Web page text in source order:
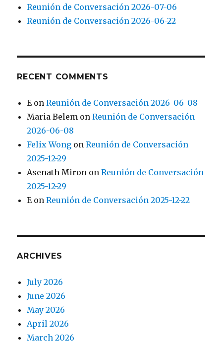
Reunión de Conversación 2026-07-06
Reunión de Conversación 2026-06-22
RECENT COMMENTS
E onReunión de Conversación 2026-06-08
Maria Belem onReunión de Conversación
2026-06-08
Felix Wong onReunión de Conversación
2025-12-29
Asenath Miron onReunión de Conversación
2025-12-29
E onReunión de Conversación 2025-12-22
ARCHIVES
July 2026
June 2026
May 2026
April 2026
March 2026